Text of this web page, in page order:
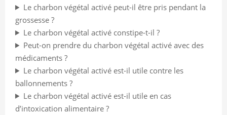
Le charbon végétal activé peut-il être pris pendant la
grossesse ?
Le charbon végétal activé constipe-t-il ?
Peut-on prendre du charbon végétal activé avec des
médicaments ?
Le charbon végétal activé est-il utile contre les
ballonnements ?
Le charbon végétal activé est-il utile en cas
d’intoxication alimentaire ?